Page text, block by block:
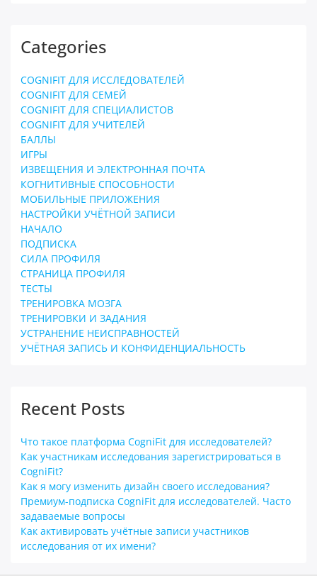
Categories
COGNIFIT ДЛЯ ИССЛЕДОВАТЕЛЕЙ
COGNIFIT ДЛЯ СЕМЕЙ
COGNIFIT ДЛЯ СПЕЦИАЛИСТОВ
COGNIFIT ДЛЯ УЧИТЕЛЕЙ
БАЛЛЫ
ИГРЫ
ИЗВЕЩЕНИЯ И ЭЛЕКТРОННАЯ ПОЧТА
КОГНИТИВНЫЕ СПОСОБНОСТИ
МОБИЛЬНЫЕ ПРИЛОЖЕНИЯ
НАСТРОЙКИ УЧЁТНОЙ ЗАПИСИ
НАЧАЛО
ПОДПИСКА
СИЛА ПРОФИЛЯ
СТРАНИЦА ПРОФИЛЯ
ТЕСТЫ
ТРЕНИРОВКА МОЗГА
ТРЕНИРОВКИ И ЗАДАНИЯ
УСТРАНЕНИЕ НЕИСПРАВНОСТЕЙ
УЧЁТНАЯ ЗАПИСЬ И КОНФИДЕНЦИАЛЬНОСТЬ
Recent Posts
Что такое платформа CogniFit для исследователей?
Как участникам исследования зарегистрироваться в
CogniFit?
Как я могу изменить дизайн своего исследования?
Премиум-подписка CogniFit для исследователей. Часто
задаваемые вопросы
Как активировать учётные записи участников
исследования от их имени?